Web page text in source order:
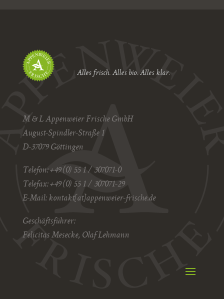
Alles frisch. Alles bio. Alles klar.
M & L Appenweier Frische GmbH
August-Spindler-Straße 1
D-37079 Göttingen
Telefon: +49 (0) 55 1 / 307071-0
Telefax: +49 (0) 55 1 / 307071-29
E-Mail: kontakt[at]appenweier-frische.de
Geschäftsführer:
Felicitas Mesecke, Olaf Lehmann